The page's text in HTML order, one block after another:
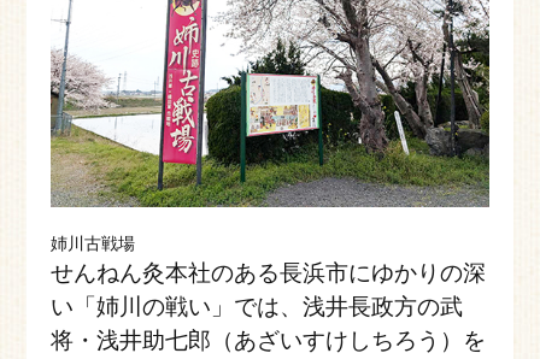
姉川古戦場
せんねん灸本社のある長浜市にゆかりの深
い「姉川の戦い」では、浅井長政方の武
将・浅井助七郎（あざいすけしちろう）を